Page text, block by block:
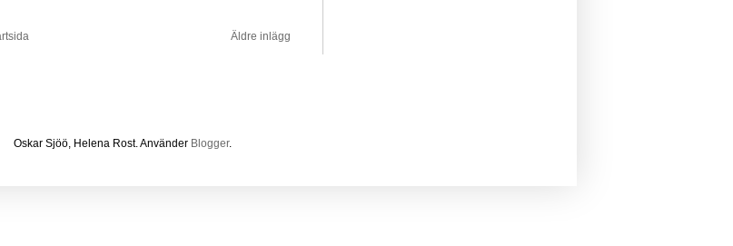
Äldre inlägg
Oskar Sjöö, Helena Rost. Använder Blogger.